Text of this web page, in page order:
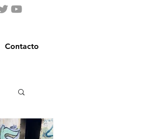
Contacto